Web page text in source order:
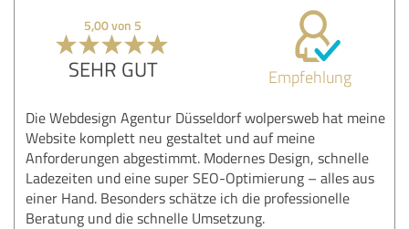
5,00 von 5
SEHR GUT Empfehlung
Die Webdesign Agentur Düsseldorf wolpersweb hat meine
Website komplett neu gestaltet und auf meine
Anforderungen abgestimmt. Modernes Design, schnelle
Ladezeiten und eine super SEO-Optimierung – alles aus
einer Hand. Besonders schätze ich die professionelle
Beratung und die schnelle Umsetzung.